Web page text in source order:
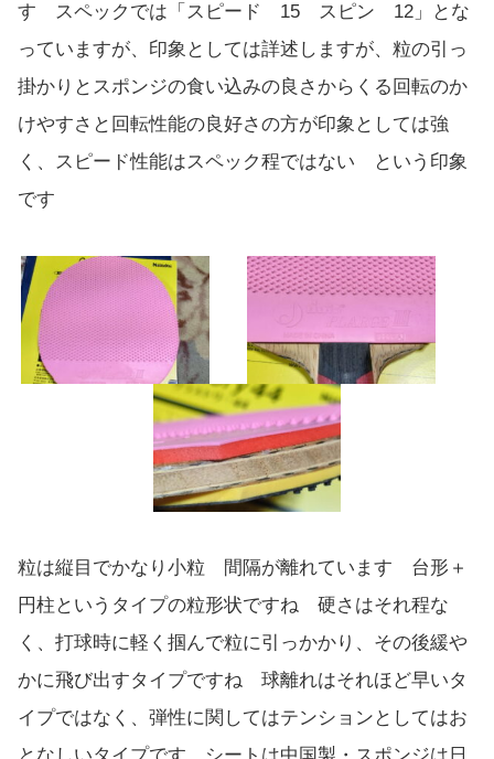
す スペックでは「スピード 15 スピン 12」とな
っていますが、印象としては詳述しますが、粒の引っ
掛かりとスポンジの食い込みの良さからくる回転のか
けやすさと回転性能の良好さの方が印象としては強
く、スピード性能はスペック程ではない という印象
です
粒は縦目でかなり小粒 間隔が離れています 台形＋
円柱というタイプの粒形状ですね 硬さはそれ程な
く、打球時に軽く掴んで粒に引っかかり、その後緩や
かに飛び出すタイプですね 球離れはそれほど早いタ
イプではなく、弾性に関してはテンションとしてはお